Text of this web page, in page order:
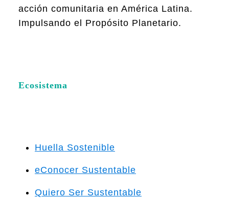
acción comunitaria en América Latina.
Impulsando el Propósito Planetario.
Ecosistema
Huella Sostenible
eConocer Sustentable
Quiero Ser Sustentable